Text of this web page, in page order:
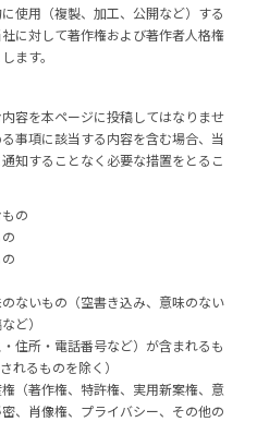
使用（複製、加工、公開など）する
に対して著作権および著作者人格権
ます。
容を本ページに投稿してはなりませ
事項に該当する内容を含む場合、当
知することなく必要な措置をとるこ
の
ないもの（空書き込み、意味のない
ど）
住所・電話番号など）が含まれるも
れるものを除く）
（著作権、特許権、実用新案権、意
、肖像権、プライバシー、その他の